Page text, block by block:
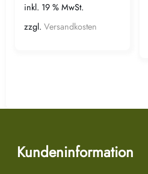
inkl. 19 % MwSt.
zzgl. Versandkosten
Kundeninformation